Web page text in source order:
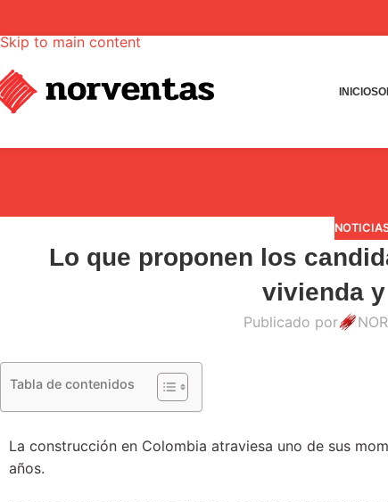
Skip to main content
INICIO
Lo que proponen los
vivienda y
Publicado por
Tabla de contenidos
La construcción en Colombia atraviesa uno de sus
años.